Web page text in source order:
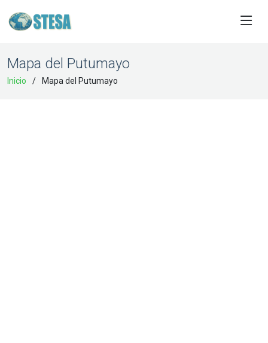
Mapa del Putumayo
Inicio Mapa del Putumayo